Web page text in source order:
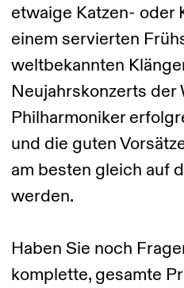
etwaige Katzen- oder
einem servierten
weltbekannten
Neujahrskonzerts der
Philharmoniker
und die guten
am besten gleich auf
werden.
Haben Sie noch
komplette, gesamte